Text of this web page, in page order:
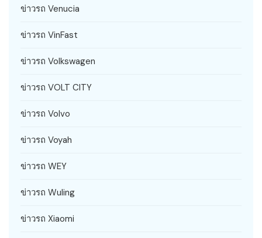
ข่าวรถ Venucia
ข่าวรถ VinFast
ข่าวรถ Volkswagen
ข่าวรถ VOLT CITY
ข่าวรถ Volvo
ข่าวรถ Voyah
ข่าวรถ WEY
ข่าวรถ Wuling
ข่าวรถ Xiaomi